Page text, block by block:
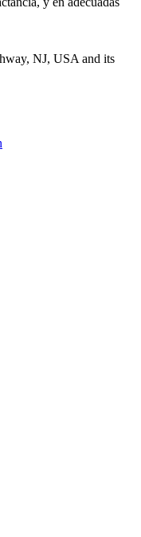
NJ, USA and its